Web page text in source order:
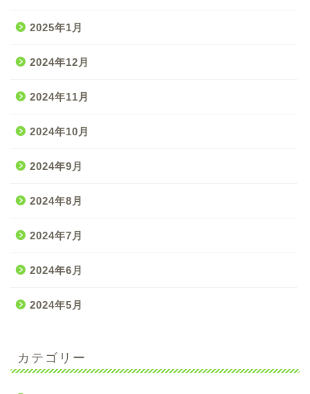
2025年1月
2024年12月
2024年11月
2024年10月
2024年9月
2024年8月
2024年7月
2024年6月
2024年5月
カテゴリー